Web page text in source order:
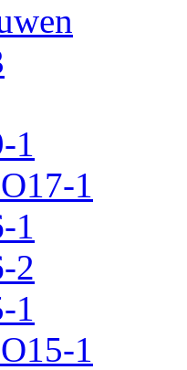
1
1
1
2
1
1